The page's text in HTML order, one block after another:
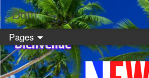
Dom:
Pages